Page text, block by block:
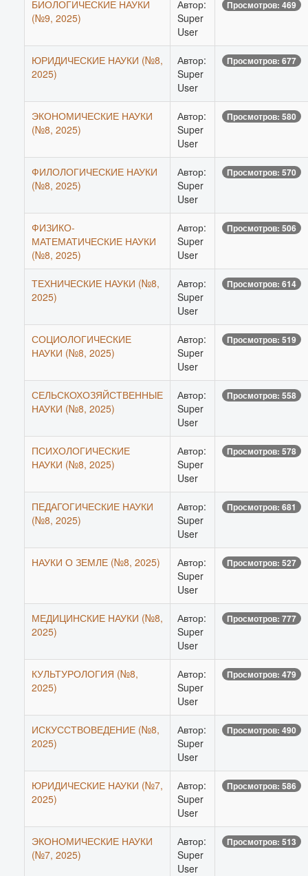
БИОЛОГИЧЕСКИЕ НАУКИ
(№9, 2025)
Автор:
Super
User
Просмотров: 469
ЮРИДИЧЕСКИЕ НАУКИ (№8,
2025)
Автор:
Super
User
Просмотров: 677
ЭКОНОМИЧЕСКИЕ НАУКИ
(№8, 2025)
Автор:
Super
User
Просмотров: 580
ФИЛОЛОГИЧЕСКИЕ НАУКИ
(№8, 2025)
Автор:
Super
User
Просмотров: 570
ФИЗИКО-
МАТЕМАТИЧЕСКИЕ НАУКИ
(№8, 2025)
Автор:
Super
User
Просмотров: 506
ТЕХНИЧЕСКИЕ НАУКИ (№8,
2025)
Автор:
Super
User
Просмотров: 614
СОЦИОЛОГИЧЕСКИЕ
НАУКИ (№8, 2025)
Автор:
Super
User
Просмотров: 519
СЕЛЬСКОХОЗЯЙСТВЕННЫЕ
НАУКИ (№8, 2025)
Автор:
Super
User
Просмотров: 558
ПСИХОЛОГИЧЕСКИЕ
НАУКИ (№8, 2025)
Автор:
Super
User
Просмотров: 578
ПЕДАГОГИЧЕСКИЕ НАУКИ
(№8, 2025)
Автор:
Super
User
Просмотров: 681
НАУКИ О ЗЕМЛЕ (№8, 2025)
Автор:
Super
User
Просмотров: 527
МЕДИЦИНСКИЕ НАУКИ (№8,
2025)
Автор:
Super
User
Просмотров: 777
КУЛЬТУРОЛОГИЯ (№8,
2025)
Автор:
Super
User
Просмотров: 479
ИСКУССТВОВЕДЕНИЕ (№8,
2025)
Автор:
Super
User
Просмотров: 490
ЮРИДИЧЕСКИЕ НАУКИ (№7,
2025)
Автор:
Super
User
Просмотров: 586
ЭКОНОМИЧЕСКИЕ НАУКИ
(№7, 2025)
Автор:
Super
User
Просмотров: 513